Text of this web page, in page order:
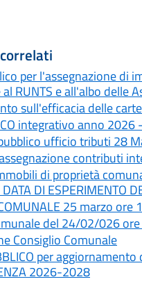
per l'assegnazione di
RUNTS e all'albo delle
sull'efficacia delle
integrativo anno 2026
ufficio tributi 28
contributi
di proprietà
DI ESPERIMENTO
25 marzo ore
del 24/02/026
Consiglio Comunale
per aggiornamento
2026-2028